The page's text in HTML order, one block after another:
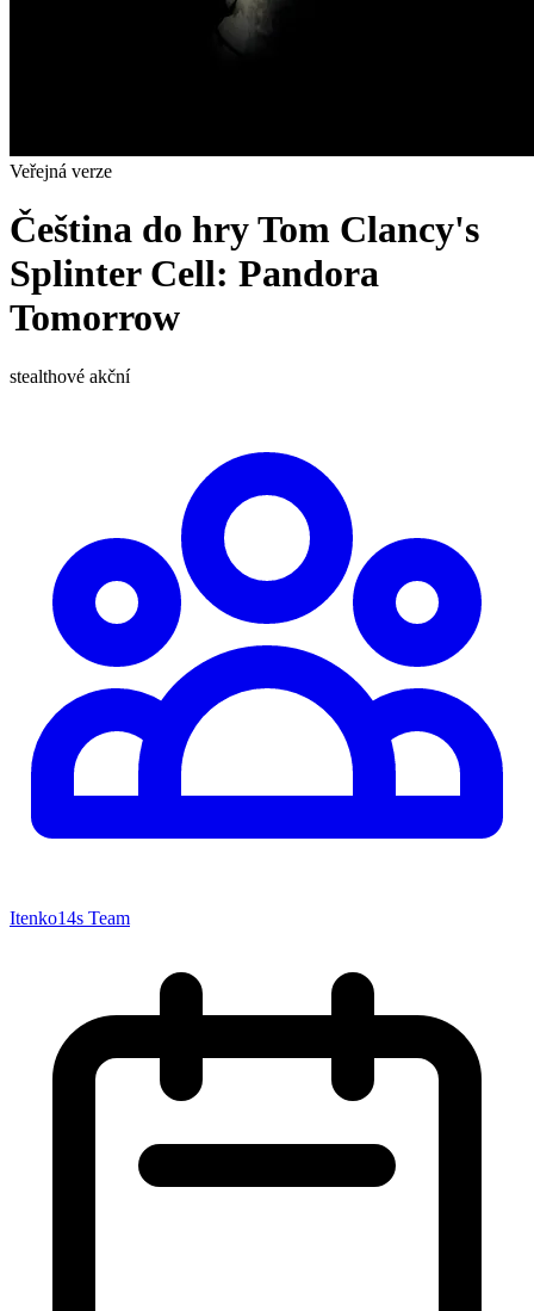
Veřejná verze
Čeština do hry Tom Clancy's
Splinter Cell: Pandora
Tomorrow
stealthové akční
Itenko14s Team